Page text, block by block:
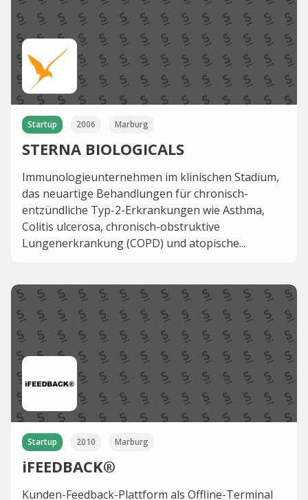
Startup 2006 Marburg
STERNA BIOLOGICALS
Immunologieunternehmen im klinischen Stadium,
das neuartige Behandlungen für chronisch-
entzündliche Typ-2-Erkrankungen wie Asthma,
Colitis ulcerosa, chronisch-obstruktive
Lungenerkrankung (COPD) und atopische...
Startup 2010 Marburg
iFEEDBACK®
Kunden-Feedback-Plattform als Offline-Terminal